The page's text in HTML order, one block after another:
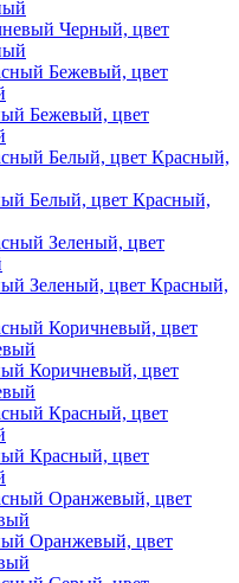
Черный, цвет
Бежевый, цвет
Белый, цвет Красный,
Зеленый, цвет Красный,
Коричневый, цвет
Красный, цвет
Оранжевый, цвет